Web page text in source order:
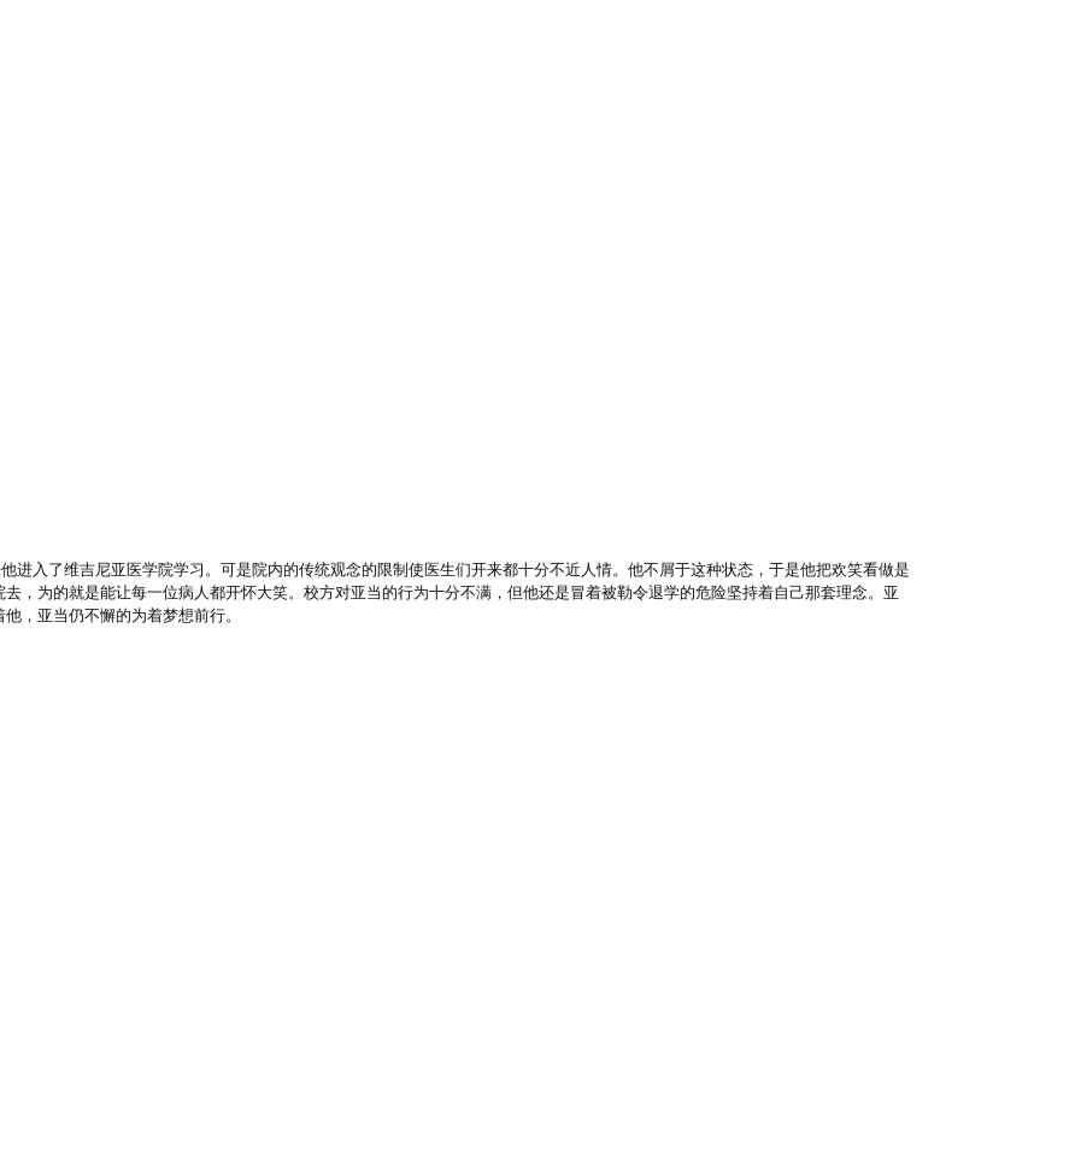
进入了维吉尼亚医学院学习。可是院内的传统观念的限制使医生们开来都十分不近人情。他不屑于这种状态，于是他把欢笑看做是
，为的就是能让每一位病人都开怀大笑。 校方对亚当的行为十分不满，但他还是冒着被勒令退学的危险坚持着自己那套理念。亚
，亚当仍不懈的为着梦想前行。